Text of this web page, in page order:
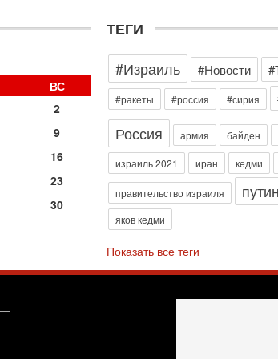
ВС
2
9
16
23
30
ТЕГИ
#Израиль
#Новости
#ракеты #россия #сирия
Россия армия байден
израиль 2021 иран кедми
правительство израиля путин
яков кедми
Показать все теги